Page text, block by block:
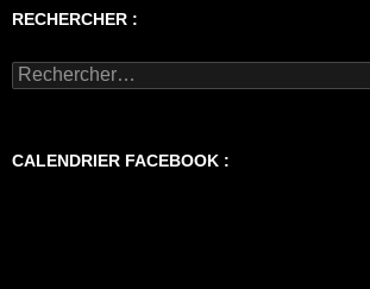
RECHERCHER :
Rechercher :
CALENDRIER FACEBOOK :